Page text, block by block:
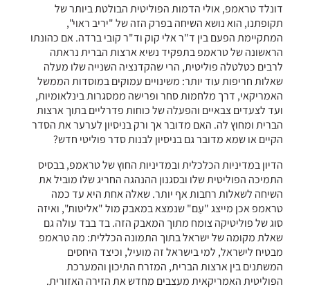
דונלד טראמפ, אולי הדמות הפוליטית הבולטת ביותר של
תקופתנו, הוא נושא השיחה בפרק הזה של "יריב ראוי",
המתקיימת הפעם בין ד"ר אלי קוק וד"ר קובי ברדה. אם כהונתו
הראשונה של טראמפ בתפקיד נשיא ארצות הברית נראתה
לרבים כטלטלה פוליטית, הרי שהקדנציה השנייה שלו מעלה
שאלות חריפות עוד יותר: משינויים עמוקים במוסדות הממשל
האמריקאי, דרך מלחמות סחר ופרישה ממסגרות בינלאומיות,
ועד לצעדים צבאיים והפעלה של כוחות פדרליים בתוך ארצות
הברית ומחוץ לה. האם מדובר אך ורק בניסיון לערער את הסדר
הקיים או שמא מדובר גם בניסיון לבנות סדר פוליטי חדש?
הדיון במדיניות הכלכלית ובמדיניות החוץ של טראמפ, בבסיס
התמיכה הפוליטית שלו ובסגנון ההנהגה החריג שלו מוביל את
השיחה לשאלות רחבות אף יותר. שאלה אחת היא עד כמה
טראמפ אכן מייצג "עַם" שנמצא במאבק מול "אליטות", ואיזה
סוג של פוליטיקה צומח מתוך המאבק הזה. בד בבד עולה גם
שאלת מקומה של ישראל בתוך התמונה הכללית: מה טראמפ
מבטיח לישראל, למי בישראל זה מועיל, וכיצד היחסים
המשתנים בין ארצות הברית, המזרח התיכון והמערכת
הפוליטית האמריקאית מעצבים מחדש את הזירה האזורית.